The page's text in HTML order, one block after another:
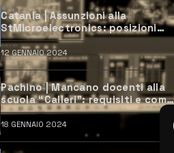
Catania | Assunzioni alla
StMicroelectronics: posizioni
aperte e come candidarsi
12 GENNAIO 2024
Pachino | Mancano docenti alla
scuola “Calleri”: requisiti e come
candidarsi
18 GENNAIO 2024